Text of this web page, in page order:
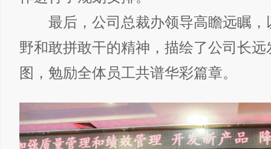
最后，公司总裁办领导高瞻远瞩，
野和敢拼敢干的精神，描绘了公司长
图，勉励全体员工共谱华彩篇章。